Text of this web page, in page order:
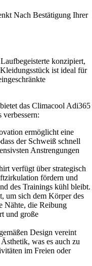
Nach Bestätigung Ihrer
konzipiert,
ist ideal für
das Climacool Adi365
ermöglicht eine
der Schweiß schnell
Anstrengungen
verfügt über strategisch
fördern und
des Trainings kühl bleibt.
um sich dem Körper des
Nähte, die Reibung
und große
Design vereint
was es auch zu
im Freien oder